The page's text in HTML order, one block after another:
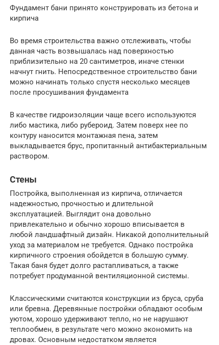
Фундамент бани принято конструировать из бетона и
кирпича
Во время строительства важно отслеживать, чтобы
данная часть возвышалась над поверхностью
приблизительно на 20 сантиметров, иначе стенки
начнут гнить. Непосредственное строительство бани
можно начинать только спустя несколько месяцев
после просушивания фундамента
В качестве гидроизоляции чаще всего используются
либо мастика, либо рубероид. Затем поверх нее по
контуру наносится монтажная пена, затем
выкладывается брус, пропитанный антибактериальным
раствором.
Стены
Постройка, выполненная из кирпича, отличается
надежностью, прочностью и длительной
эксплуатацией. Выглядит она довольно
привлекательно и обычно хорошо вписывается в
любой ландшафтный дизайн. Никакой дополнительный
уход за материалом не требуется. Однако постройка
кирпичного строения обойдется в большую сумму.
Такая баня будет долго растапливаться, а также
потребует продуманной вентиляционной системы.
Классическими считаются конструкции из бруса, сруба
или бревна. Деревянные постройки обладают особым
уютом, хорошо удерживают тепло, но не нарушают
теплообмен, в результате чего можно экономить на
дровах. Основным недостатком является